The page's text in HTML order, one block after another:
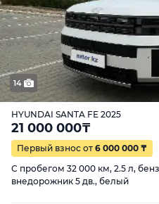
14
HYUNDAI SANTA FE 2025
21 000 000₸
Первый взнос от 6 000 000 ₸
С пробегом 32 000 км, 2.5 л,
внедорожник 5 дв., белый